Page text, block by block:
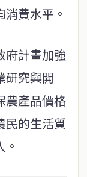
費水平。
府計畫加強
研究與開
農產品價格
民的生活質